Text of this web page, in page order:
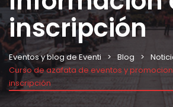
inscripción
Eventos y blog de Eventi Blog
Curso de azafata de eventos y
inscripción